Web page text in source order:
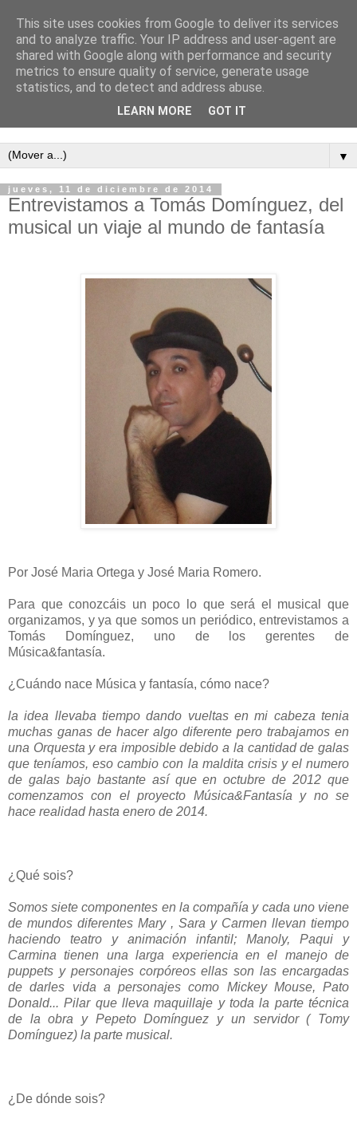
Semanario independiente de Calañas
▼
jueves, 11 de diciembre de 2014
Entrevistamos a Tomás Domínguez, del
musical un viaje al mundo de fantasía
Por José Maria Ortega y José Maria Romero.
Para que conozcáis un poco lo que será el musical que
organizamos, y ya que somos un periódico, entrevistamos a
Tomás Domínguez, uno de los gerentes de
Música&fantasía.
¿Cuándo nace Música y fantasía, cómo nace?
la idea llevaba tiempo dando vueltas en mi cabeza tenia
muchas ganas de hacer algo diferente pero trabajamos en
una Orquesta y era imposible debido a la cantidad de galas
que teníamos, eso cambio con la maldita crisis y el numero
de galas bajo bastante así que en octubre de 2012 que
comenzamos con el proyecto Música&Fantasía y no se
hace realidad hasta enero de 2014.
¿Qué sois?
Somos siete componentes en la compañía y cada uno viene
de mundos diferentes Mary , Sara y Carmen llevan tiempo
haciendo teatro y animación infantil; Manoly, Paqui y
Carmina tienen una larga experiencia en el manejo de
puppets y personajes corpóreos ellas son las encargadas
de darles vida a personajes como Mickey Mouse, Pato
Donald... Pilar que lleva maquillaje y toda la parte técnica
de la obra y Pepeto Domínguez y un servidor ( Tomy
Domínguez) la parte musical.
¿De dónde sois?
This site uses cookies from Google to deliver its services
and to analyze traffic. Your IP address and user-agent are
shared with Google along with performance and security
metrics to ensure quality of service, generate usage
statistics, and to detect and address abuse.
LEARN MORE GOT IT